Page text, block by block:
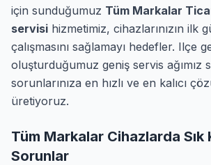
için sunduğumuz Tüm Markalar
servisi hizmetimiz, cihazlarınızın ilk
çalışmasını sağlamayı hedefler. Ilçe
oluşturduğumuz geniş servis ağımız
sorunlarınıza en hızlı ve en kalıcı
üretiyoruz.
Tüm Markalar Cihazlarda Sık
Sorunlar